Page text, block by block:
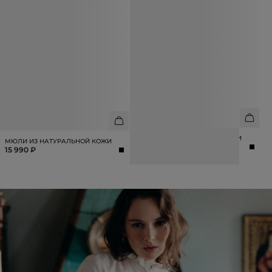
МЮЛИ ИЗ НАТУРАЛЬНОЙ КОЖИ
15 990 ₽
МЮЛИ ИЗ НАТУРАЛЬНОЙ КОЖИ